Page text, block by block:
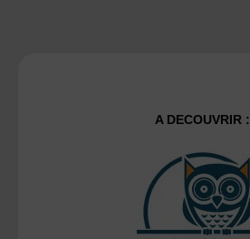
A DECOUVRIR :